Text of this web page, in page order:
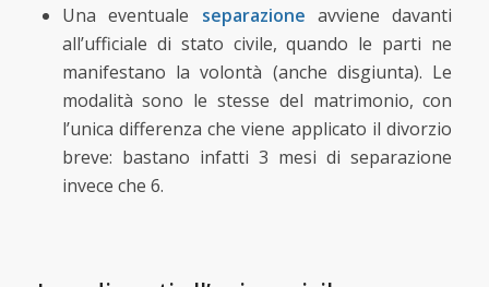
Una eventuale separazione avviene davanti
all’ufficiale di stato civile, quando le parti ne
manifestano la volontà (anche disgiunta). Le
modalità sono le stesse del matrimonio, con
l’unica differenza che viene applicato il divorzio
breve: bastano infatti 3 mesi di separazione
invece che 6.